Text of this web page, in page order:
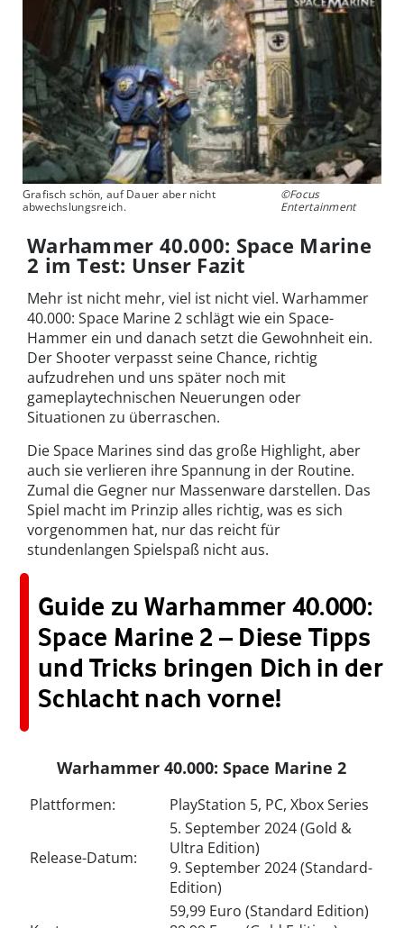
Grafisch schön, auf Dauer aber nicht
abwechslungsreich.
©Focus
Entertainment
Warhammer 40.000: Space Marine
2 im Test: Unser Fazit
Mehr ist nicht mehr, viel ist nicht viel. Warhammer
40.000: Space Marine 2 schlägt wie ein Space-
Hammer ein und danach setzt die Gewohnheit ein.
Der Shooter verpasst seine Chance, richtig
aufzudrehen und uns später noch mit
gameplaytechnischen Neuerungen oder
Situationen zu überraschen.
Die Space Marines sind das große Highlight, aber
auch sie verlieren ihre Spannung in der Routine.
Zumal die Gegner nur Massenware darstellen. Das
Spiel macht im Prinzip alles richtig, was es sich
vorgenommen hat, nur das reicht für
stundenlangen Spielspaß nicht aus.
Guide zu Warhammer 40.000:
Space Marine 2 – Diese Tipps
und Tricks bringen Dich in der
Schlacht nach vorne!
Warhammer 40.000: Space Marine 2
Plattformen: PlayStation 5, PC, Xbox Series
Release-Datum:
5. September 2024 (Gold &
Ultra Edition)
9. September 2024 (Standard-
Edition)
59,99 Euro (Standard Edition)